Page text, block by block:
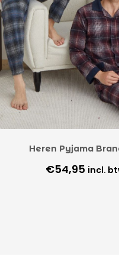
Heren Pyjama
€54,95 incl.